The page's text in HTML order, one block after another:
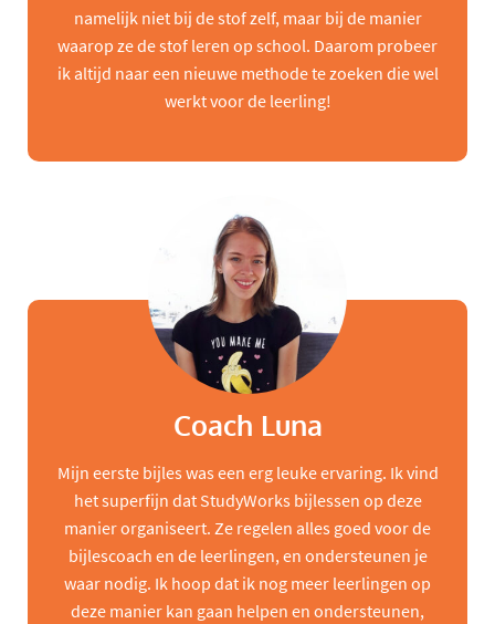
namelijk niet bij de stof zelf, maar bij de manier
waarop ze de stof leren op school. Daarom probeer
ik altijd naar een nieuwe methode te zoeken die wel
werkt voor de leerling!
Coach Luna
Mijn eerste bijles was een erg leuke ervaring. Ik vind
het superfijn dat StudyWorks bijlessen op deze
manier organiseert. Ze regelen alles goed voor de
bijlescoach en de leerlingen, en ondersteunen je
waar nodig. Ik hoop dat ik nog meer leerlingen op
deze manier kan gaan helpen en ondersteunen,